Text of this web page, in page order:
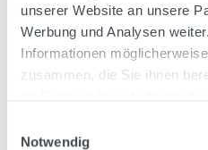
unserer Website an unsere
Werbung und Analysen
Informationen
zusammen, die Sie ihnen
Notwendig
In den